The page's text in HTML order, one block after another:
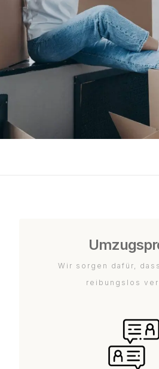
Wir sorgen dafür,
reibungslos